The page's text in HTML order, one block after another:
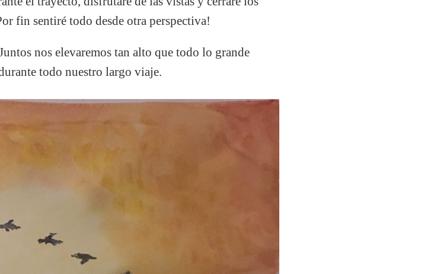
fin sentiré todo desde otra perspectiva!
nos elevaremos tan alto que todo lo grande
todo nuestro largo viaje.